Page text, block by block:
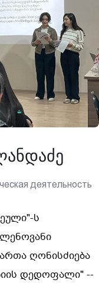
деятельность
ს
ღონისძიება
დედოფალი" --